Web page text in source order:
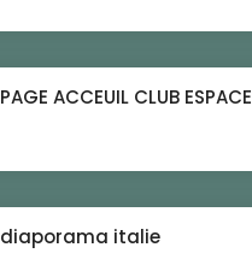
PAGE ACCEUIL CLUB ESPACE
diaporama italie